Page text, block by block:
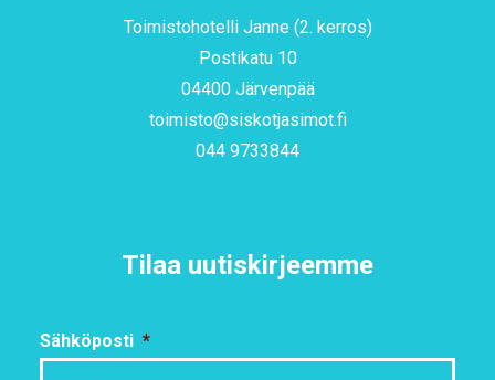
Toimistohotelli Janne (2. kerros)
Postikatu 10
04400 Järvenpää
toimisto@siskotjasimot.fi
044 9733844
Tilaa uutiskirjeemme
Sähköposti *